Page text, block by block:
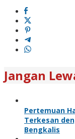
Jangan
Pertemuan
Terkesan
Bengkalis